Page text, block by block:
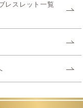
レスレット一覧